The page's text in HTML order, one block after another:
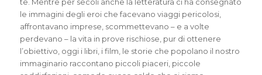
te. Mentre per secoli anche la letteratura ci ha consegnato
le immagini degli eroi che facevano viaggi pericolosi,
affrontavano imprese, scommettevano – e a volte
perdevano – la vita in prove rischiose, pur di ottenere
l’obiettivo, oggi i libri, i film, le storie che popolano il nostro
immaginario raccontano piccoli piaceri, piccole